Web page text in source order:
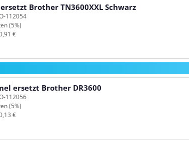
Brother TN3600XXL Schwarz
112054
(5%)
€
ersetzt Brother DR3600
112056
(5%)
€